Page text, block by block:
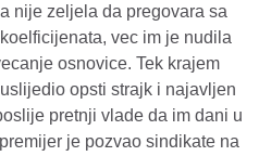
nije zeljela da pregovara sa
vec im je nudila
osnovice. Tek krajem
opsti strajk i najavljen
pretnji vlade da im dani u
je pozvao sindikate na